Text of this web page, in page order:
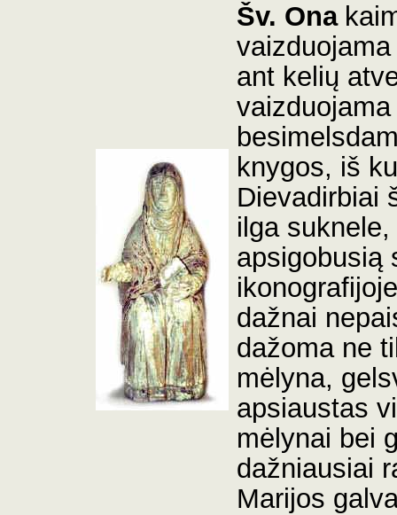
Šv. Ona
ant kelių
knygos, iš
Dievadirbiai
ilga
apsigobusią
dažnai
dažoma ne
mėlyna,
apsiaustas
mėlynai bei
dažniausiai
Marijos